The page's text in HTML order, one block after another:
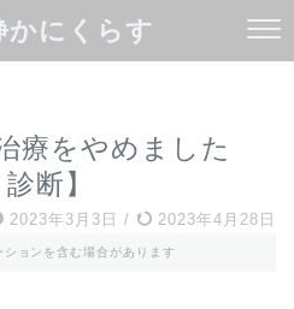
かにくらす
療をやめました
断】
2023年3月3日 / 2023年4月28日
ョンを含む場合があります